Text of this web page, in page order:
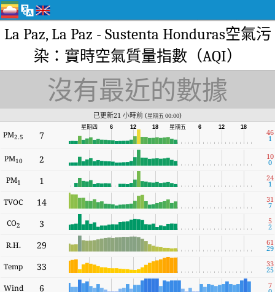
La Paz, La Paz - Sustenta Honduras空氣污
染：實時空氣質量指數（AQI）
沒有最近的數據
已更新21 小時前 (星期五 00:00)
PM2.5 7
18
12
6
星期五
18
12
6
星期四
46
1
PM10 2 10
0
PM1 1 24
1
TVOC 14 31
7
CO2 3 5
2
R.H. 29 61
29
Temp 33 33
25
Wind 6 7